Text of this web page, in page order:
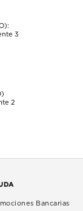
3
2
Bancarias